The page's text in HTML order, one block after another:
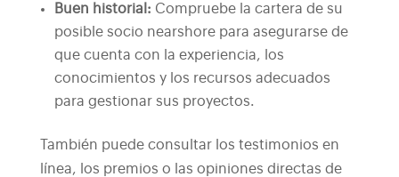
Buen historial: Compruebe la cartera de su
posible socio nearshore para asegurarse de
que cuenta con la experiencia, los
conocimientos y los recursos adecuados
para gestionar sus proyectos.
También puede consultar los testimonios en
línea, los premios o las opiniones directas de